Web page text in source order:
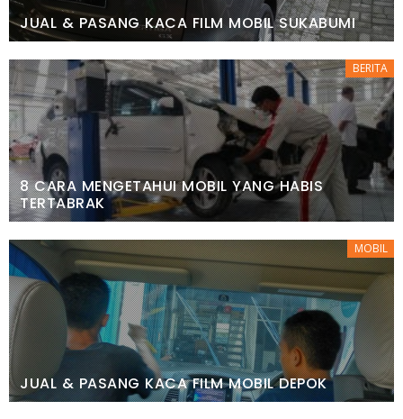
JUAL & PASANG KACA FILM MOBIL SUKABUMI
BERITA
8 CARA MENGETAHUI MOBIL YANG HABIS
TERTABRAK
MOBIL
JUAL & PASANG KACA FILM MOBIL DEPOK